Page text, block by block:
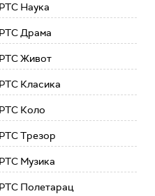
РТС Наука
РТС Драма
РТС Живот
РТС Класика
РТС Коло
РТС Трезор
РТС Музика
РТС Полетарац